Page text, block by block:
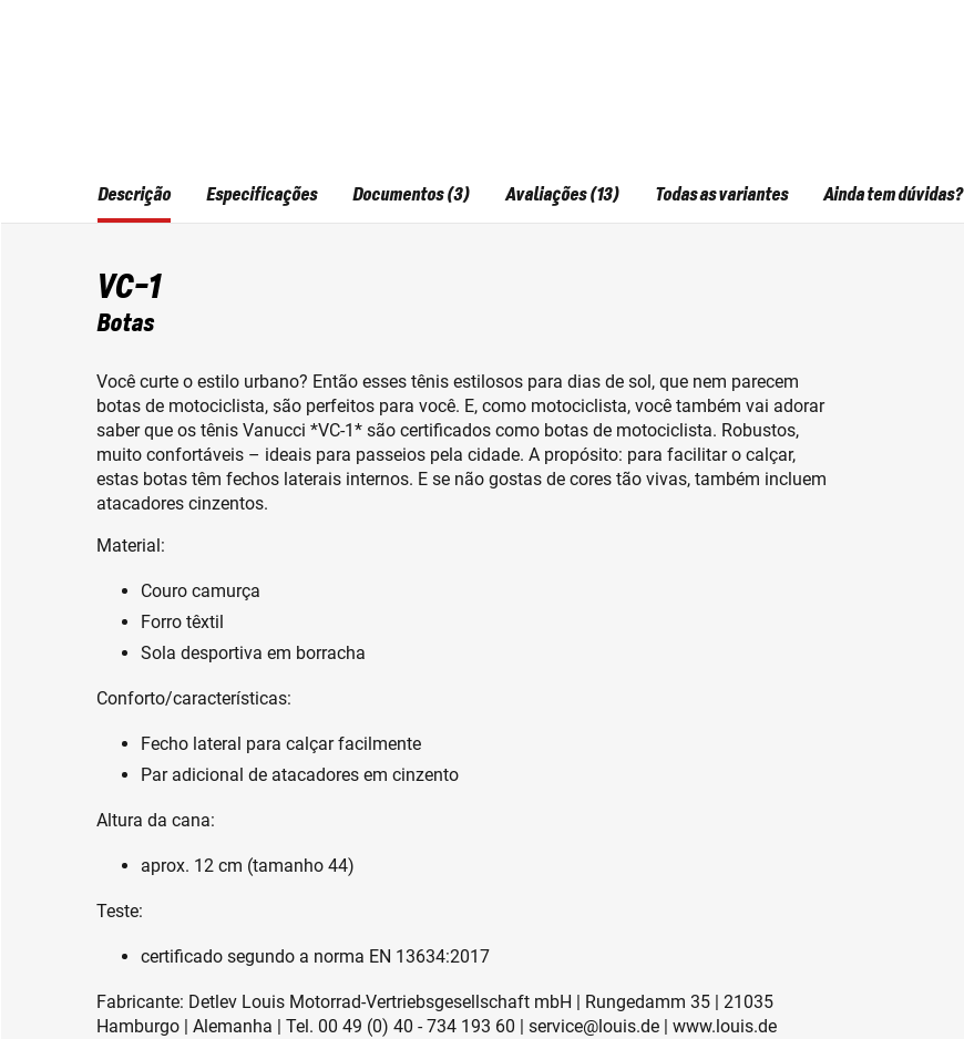
Descrição
VC-1
Botas
Você curte o estilo urbano? Então esses tênis estilosos para dias de sol, que nem parecem
botas de motociclista, são perfeitos para você. E, como motociclista, você também vai adorar
saber que os tênis Vanucci *VC-1* são certificados como botas de motociclista. Robustos,
muito confortáveis – ideais para passeios pela cidade. A propósito: para facilitar o calçar,
estas botas têm fechos laterais internos. E se não gostas de cores tão vivas, também incluem
atacadores cinzentos.
Material:
Couro camurça
Forro têxtil
Sola desportiva em borracha
Conforto/características:
Fecho lateral para calçar facilmente
Par adicional de atacadores em cinzento
Altura da cana:
aprox. 12 cm (tamanho 44)
Teste:
certificado segundo a norma EN 13634:2017
Fabricante: Detlev Louis Motorrad-Vertriebsgesellschaft mbH | Rungedamm 35 | 21035
Hamburgo | Alemanha | Tel. 00 49 (0) 40 - 734 193 60 | service@louis.de | www.louis.de
Especificações Documentos (3) Avaliações (13) Todas as variantes Ainda tem dúvidas?